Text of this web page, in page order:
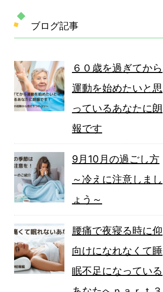
ブログ記事
６０歳を過ぎてから
運動を始めたいと思
っているあなたに朗
報です
9月10月の過ごし方
～冷えに注意しまし
ょう～
腰痛で夜寝る時に仰
向けになれなくて睡
眠不足になっている